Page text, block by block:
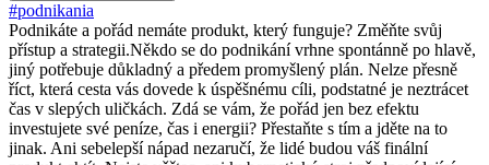
#podnikania
Podnikáte a pořád nemáte produkt, který funguje? Změňte svůj
přístup a strategii.Někdo se do podnikání vrhne spontánně po hlavě,
jiný potřebuje důkladný a předem promyšlený plán. Nelze přesně
říct, která cesta vás dovede k úspěšnému cíli, podstatné je neztrácet
čas v slepých uličkách. Zdá se vám, že pořád jen bez efektu
investujete své peníze, čas i energii? Přestaňte s tím a jděte na to
jinak. Ani sebelepší nápad nezaručí, že lidé budou váš finální